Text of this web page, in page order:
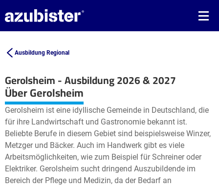
Ausbildung Regional
Gerolsheim - Ausbildung 2026 & 2027
+
−
Leaflet| © OpenStreetMap2
Über Gerolsheim
Gerolsheim ist eine idyllische Gemeinde in Deutschland, die
für ihre Landwirtschaft und Gastronomie bekannt ist.
Beliebte Berufe in diesem Gebiet sind beispielsweise Winzer,
Metzger und Bäcker. Auch im Handwerk gibt es viele
Arbeitsmöglichkeiten, wie zum Beispiel für Schreiner oder
Elektriker. Gerolsheim sucht dringend Auszubildende im
Bereich der Pflege und Medizin, da der Bedarf an